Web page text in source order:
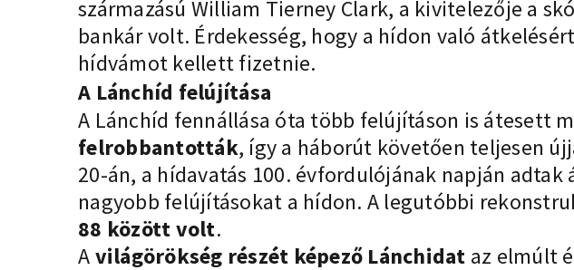
származású William Tierney Clark, a kivitelezője a
bankár volt. Érdekesség, hogy a hídon való
hídvámot kellett fizetnie.
A Lánchíd felújítása
A Lánchíd fennállása óta több felújításon is átesett
felrobbantották, így a háborút követően teljesen
20-án, a hídavatás 100. évfordulójának napján
nagyobb felújításokat a hídon. A legutóbbi
88 között volt.
Avilágörökség részét képező Lánchidat az elmúlt